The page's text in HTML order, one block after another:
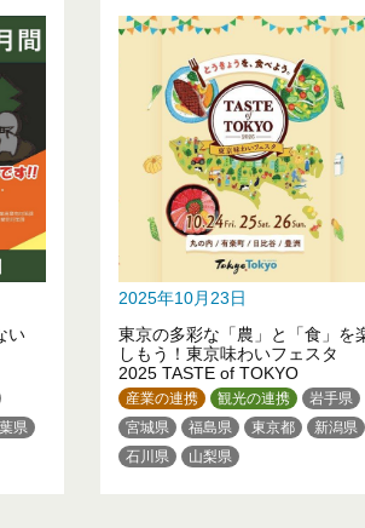
府
県
県
い
県
2025年10月23日
東京の多彩な「農」と「食」を
しもう！東京味わいフェスタ
2025 TASTE of TOKYO
産業の連携 観光の連携
岩手県
宮城県
福島県 東京都
新潟県
石川県
山梨県